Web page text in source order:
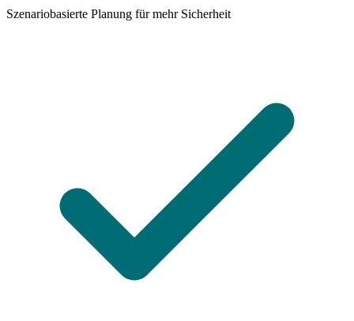
Szenariobasierte Planung für mehr Sicherheit